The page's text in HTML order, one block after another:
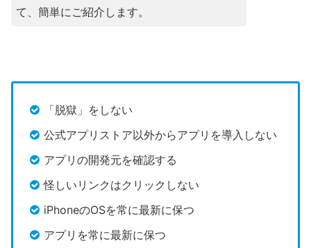
て、簡単にご紹介します。
「脱獄」をしない
公式アプリストア以外からアプリを導入しない
アプリの開発元を確認する
怪しいリンクはクリックしない
iPhoneのOSを常に最新に保つ
アプリを常に最新に保つ